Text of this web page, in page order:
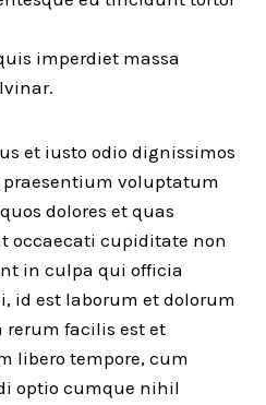
imperdiet massa
et iusto odio dignissimos
voluptatum
dolores et quas
occaecati cupiditate non
in culpa qui officia
id est laborum et dolorum
facilis est et
libero tempore, cum
optio cumque nihil